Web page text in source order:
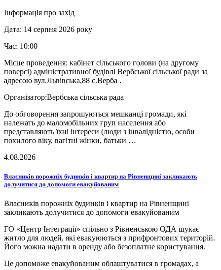
Інформація про захід
Дата: 14 серпня 2026 року
Час: 10:00
Місце проведення: кабінет сільського голови (на другому
поверсі) адміністративної будівлі Вербської сільської ради за
адресою вул.Львівська,88 с.Верба .
Організатор:Вербська сільська рада
До обговорення запрошуються мешканці громади, які
належать до маломобільних груп населення або
представляють їхні інтереси (люди з інвалідністю, особи
похилого віку, вагітні жінки, батьки …
4.08.2026
Власників порожніх будинків і квартир на Рівненщині закликають
долучитися до допомоги евакуйованим
Власників порожніх будинків і квартир на Рівненщині
закликають долучитися до допомоги евакуйованим
ГО «Центр Інтеграції» спільно з Рівненською ОДА шукає
житло для людей, які евакуюються з прифронтових територій.
Його можна надати в оренду або безоплатне користування.
Це допоможе евакуйованим облаштуватися в громадах, а